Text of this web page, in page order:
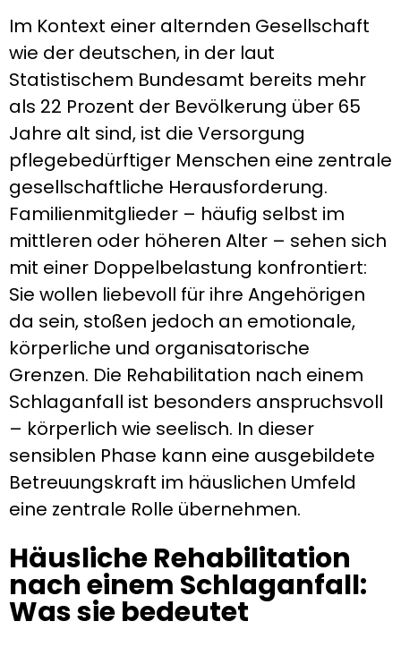
Im Kontext einer alternden Gesellschaft
wie der deutschen, in der laut
Statistischem Bundesamt bereits mehr
als 22 Prozent der Bevölkerung über 65
Jahre alt sind, ist die Versorgung
pflegebedürftiger Menschen eine zentrale
gesellschaftliche Herausforderung.
Familienmitglieder – häufig selbst im
mittleren oder höheren Alter – sehen sich
mit einer Doppelbelastung konfrontiert:
Sie wollen liebevoll für ihre Angehörigen
da sein, stoßen jedoch an emotionale,
körperliche und organisatorische
Grenzen. Die Rehabilitation nach einem
Schlaganfall ist besonders anspruchsvoll
– körperlich wie seelisch. In dieser
sensiblen Phase kann eine ausgebildete
Betreuungskraft im häuslichen Umfeld
eine zentrale Rolle übernehmen.
Häusliche Rehabilitation
nach einem Schlaganfall:
Was sie bedeutet